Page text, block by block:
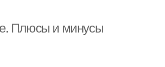
Плюсы и минусы